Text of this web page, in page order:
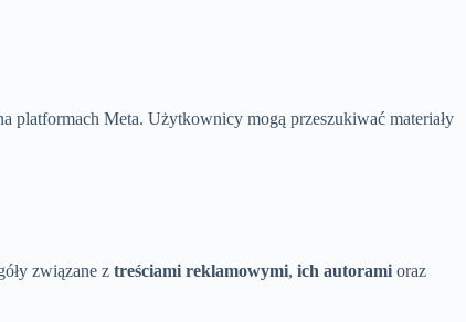
platformach Meta. Użytkownicy mogą przeszukiwać materiały
związane z treściami reklamowymi, ich autorami oraz